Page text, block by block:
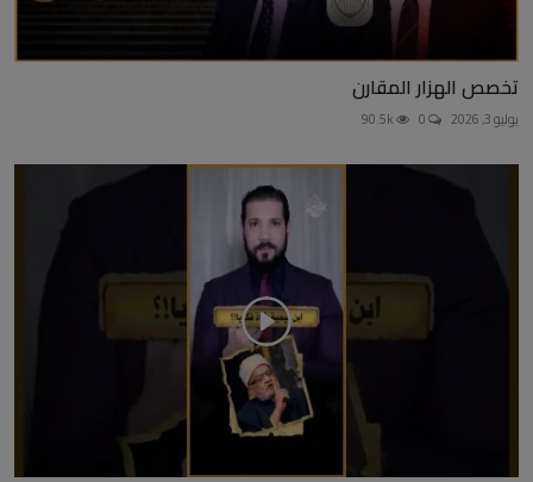
تخصص الهزار المقارن
يوليو 3, 2026